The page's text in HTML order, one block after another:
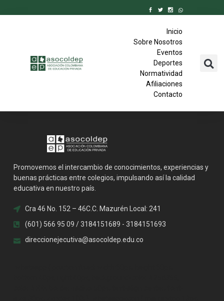
Inicio
Sobre Nosotros
Eventos
Deportes
Normatividad
Afiliaciones
Contacto
Promovemos el intercambio de conocimientos, experiencias y
buenas prácticas entre colegios, impulsando así la calidad
educativa en nuestro país.
Cra 46 No. 152 – 46C.C. Mazurén Local: 241
(601) 566 95 09 / 3184151689 - 3184151693
direccionejecutiva@asocoldep.edu.co